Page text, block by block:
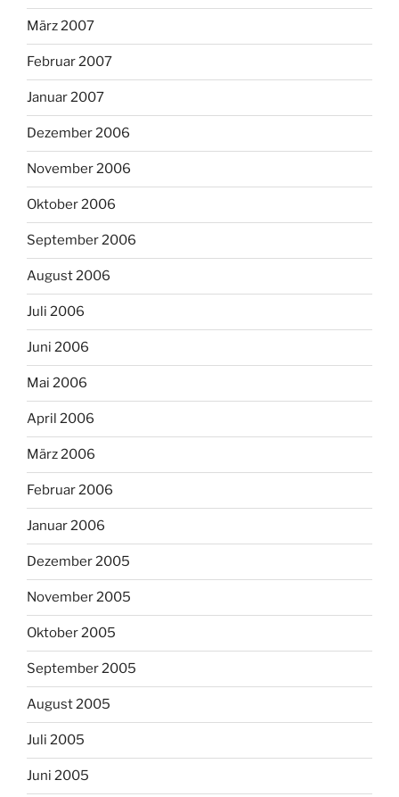
März 2007
Februar 2007
Januar 2007
Dezember 2006
November 2006
Oktober 2006
September 2006
August 2006
Juli 2006
Juni 2006
Mai 2006
April 2006
März 2006
Februar 2006
Januar 2006
Dezember 2005
November 2005
Oktober 2005
September 2005
August 2005
Juli 2005
Juni 2005